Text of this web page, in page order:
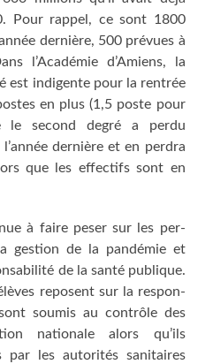
Pour rap­pel, ce sont 1800
der­nière, 500 pré­vues à
l’Académie d’Amiens, la
est indi­gente pour la ren­trée
en plus (1,5 poste pour
le second degré a per­du
l’année der­nière et en per­dra
que les effec­tifs sont en
à faire peser sur les per­
ges­tion de la pan­dé­mie et
de la san­té publique.
reposent sur la res­pon­
sou­mis au contrôle des
natio­nale alors qu’ils
par les auto­ri­tés sani­taires